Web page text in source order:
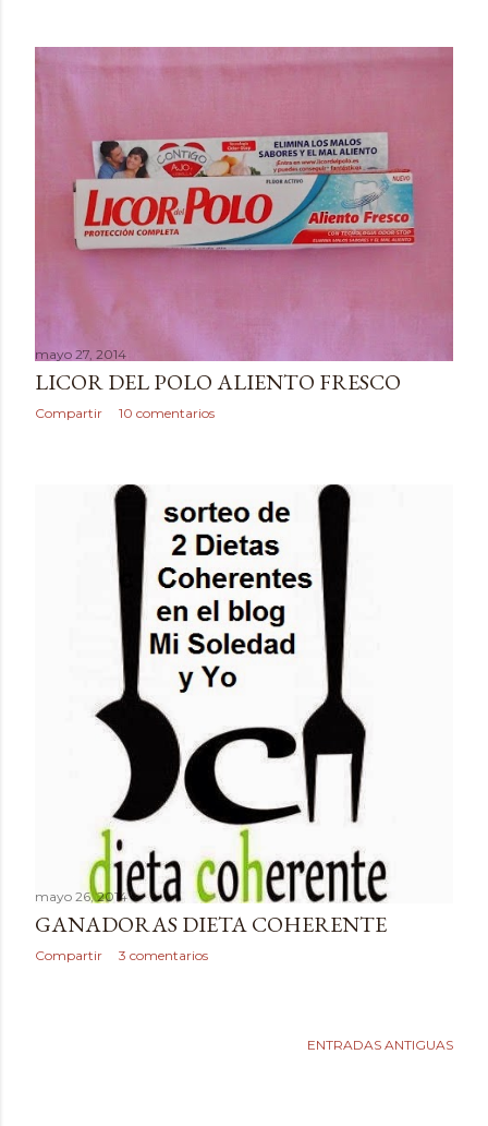
mayo 27, 2014
LICOR DEL POLO ALIENTO FRESCO
Compartir 10 comentarios
mayo 26, 2014
GANADORAS DIETA COHERENTE
Compartir 3 comentarios
ENTRADAS ANTIGUAS